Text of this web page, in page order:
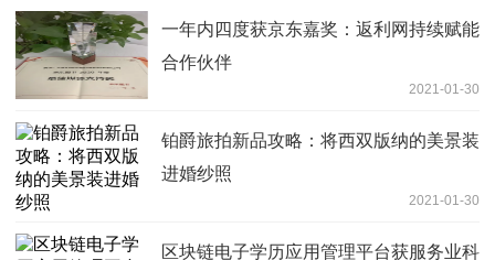
一年内四度获京东嘉奖：返利网持续赋能
合作伙伴
2021-01-30
铂爵旅拍新品攻略：将西双版纳的美景装
进婚纱照
2021-01-30
区块链电子学历应用管理平台获服务业科